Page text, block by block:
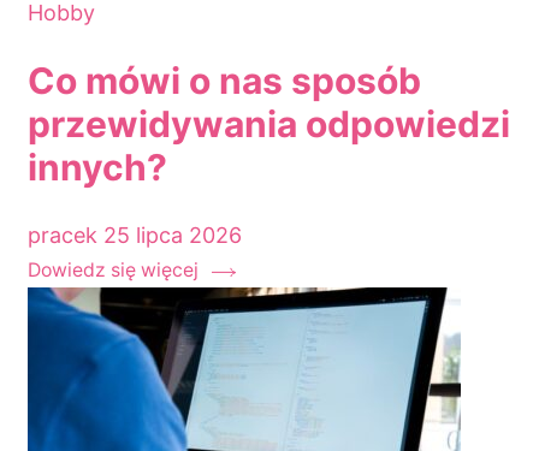
Hobby
Co mówi o nas sposób
przewidywania odpowiedzi
innych?
pracek 25 lipca 2026
Dowiedz się więcej